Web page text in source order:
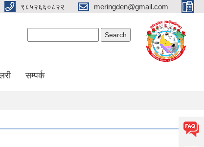
९८५२६६०८२२ meringden@gmail.com
सम्पर्क